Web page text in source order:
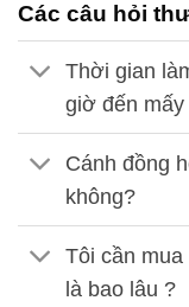
Các câu hỏi
Thời gian
giờ đến
Cánh đồng
không?
Tôi cần
là bao lâu ?